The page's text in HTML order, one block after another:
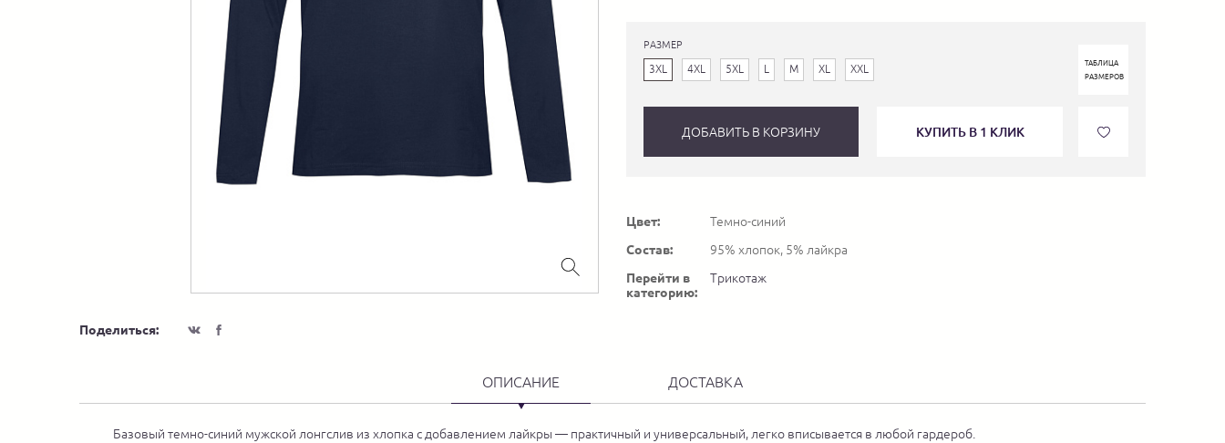
Поделиться:
РАЗМЕР
3XL 4XL 5XL L M XL XXL
ТАБЛИЦА
РАЗМЕРОВ
ДОБАВИТЬ В КОРЗИНУ КУПИТЬ В 1 КЛИК
Цвет:
Темно-синий
Состав:
95% хлопок, 5% лайкра
Перейти в
категорию:
Трикотаж
ОПИСАНИЕ ДОСТАВКА
Базовый темно-синий мужской лонгслив из хлопка с добавлением лайкры — практичный и универсальный, легко вписывается в любой гардероб.